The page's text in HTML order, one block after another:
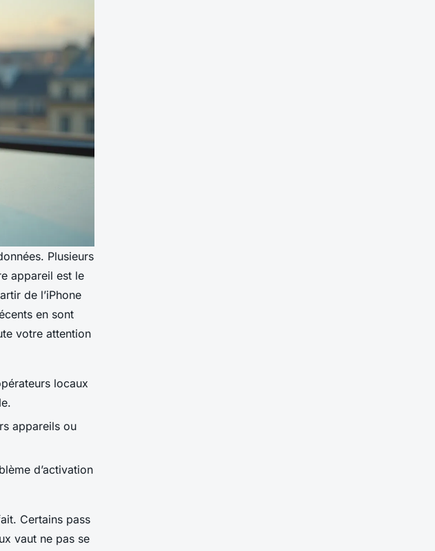
Plusieurs
appareil est le
de l’iPhone
en sont
votre attention
locaux
appareils ou
d’activation
Certains pass
vaut ne pas se